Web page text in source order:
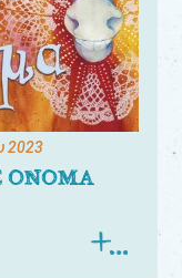
2023
ΟΝΟΜΑ